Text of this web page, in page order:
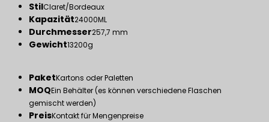
StilClaret/Bordeaux
Kapazität24000ML
Durchmesser257,7 mm
Gewicht13200g
PaketKartons oder Paletten
MOQEin Behälter (es können verschiedene Flaschen
gemischt werden)
PreisKontakt für Mengenpreise